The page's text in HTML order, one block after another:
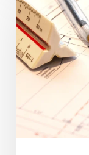
d’effet
équivalent
(SEE)
qui